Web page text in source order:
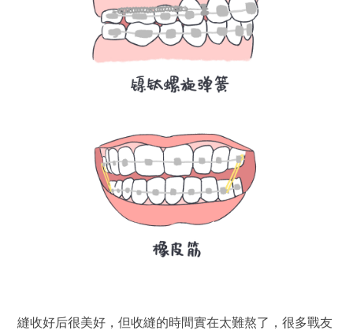
縫收好后很美好，但收縫的時間實在太難熬了，很多戰友